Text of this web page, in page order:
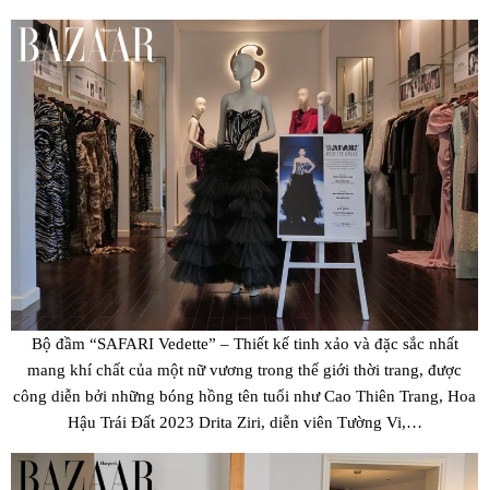
Bộ đầm “SAFARI Vedette” – Thiết kế tinh xảo và đặc sắc nhất
mang khí chất của một nữ vương trong thế giới thời trang, được
công diễn bởi những bóng hồng tên tuổi như Cao Thiên Trang, Hoa
Hậu Trái Đất 2023 Drita Ziri, diễn viên Tường Vi,…